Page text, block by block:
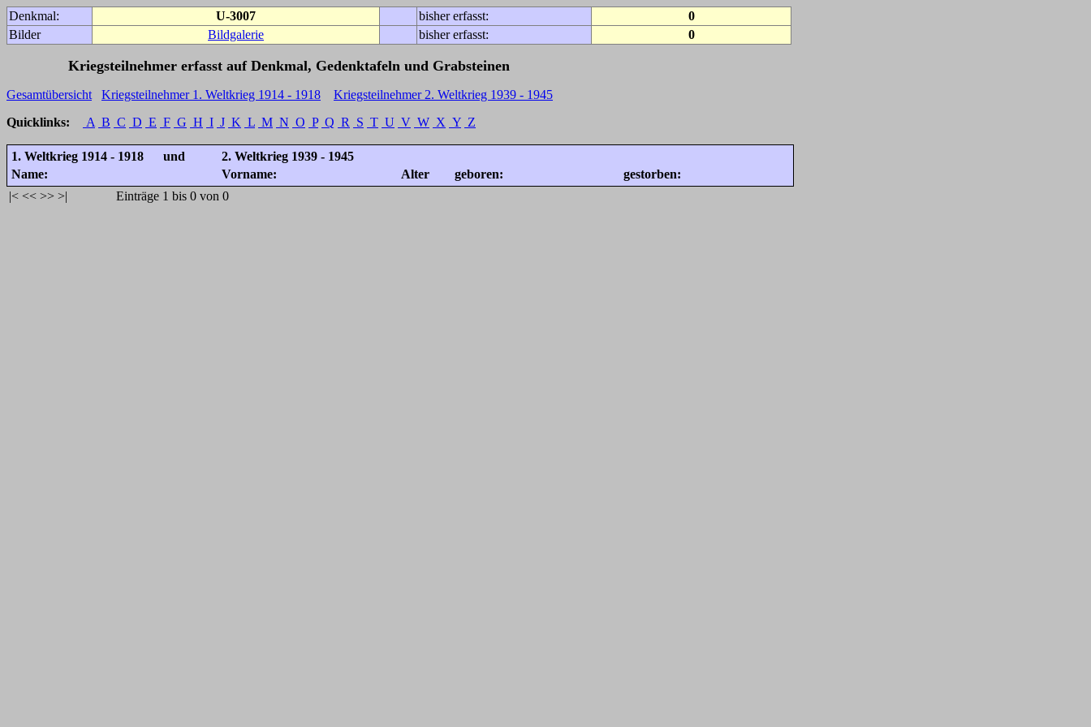
Denkmal: U-3007 bisher erfasst:
0
Bilder
Bildgalerie bisher erfasst: 0
Kriegsteilnehmer erfasst auf Denkmal, Gedenktafeln und Grabsteinen
Gesamtübersicht Kriegsteilnehmer 1. Weltkrieg 1914 - 1918
Kriegsteilnehmer 2. Weltkrieg 1939 - 1945
Quicklinks:
A B C D E F G H I J K L M N O P Q R S T U V W X Y Z
1. Weltkrieg 1914 - 1918 und
2. Weltkrieg 1939 - 1945
Name:
Vorname: Alter geboren:
gestorben:
|< << >> >| Einträge 1 bis 0 von 0